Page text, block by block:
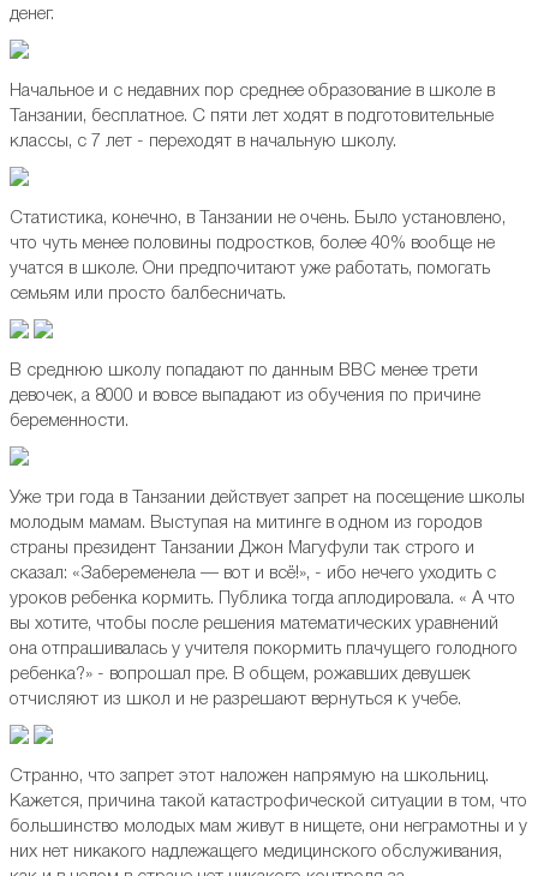
денег.
Начальное и с недавних пор среднее образование в школе в
Танзании, бесплатное. С пяти лет ходят в подготовительные
классы, с 7 лет - переходят в начальную школу.
Статистика, конечно, в Танзании не очень. Было установлено,
что чуть менее половины подростков, более 40% вообще не
учатся в школе. Они предпочитают уже работать, помогать
семьям или просто балбесничать.
В среднюю школу попадают по данным BBC менее трети
девочек, а 8000 и вовсе выпадают из обучения по причине
беременности.
Уже три года в Танзании действует запрет на посещение школы
молодым мамам. Выступая на митинге в одном из городов
страны президент Танзании Джон Магуфули так строго и
сказал: «Забеременела — вот и всё!», - ибо нечего уходить с
уроков ребенка кормить. Публика тогда аплодировала. « А что
вы хотите, чтобы после решения математических уравнений
она отпрашивалась у учителя покормить плачущего голодного
ребенка?» - вопрошал пре. В общем, рожавших девушек
отчисляют из школ и не разрешают вернуться к учебе.
Странно, что запрет этот наложен напрямую на школьниц.
Кажется, причина такой катастрофической ситуации в том, что
большинство молодых мам живут в нищете, они неграмотны и у
них нет никакого надлежащего медицинского обслуживания,